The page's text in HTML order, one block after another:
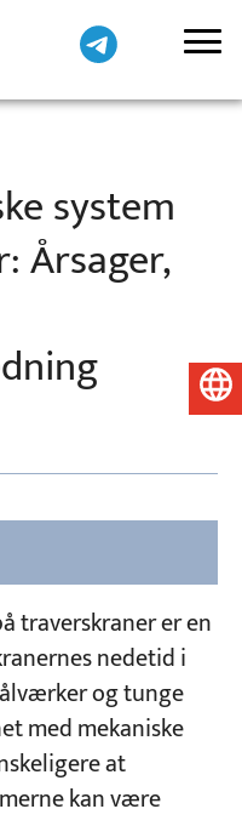
system
Årsager,
traverskraner er en
nedetid i
og tunge
med mekaniske
at
kan være
Dansk